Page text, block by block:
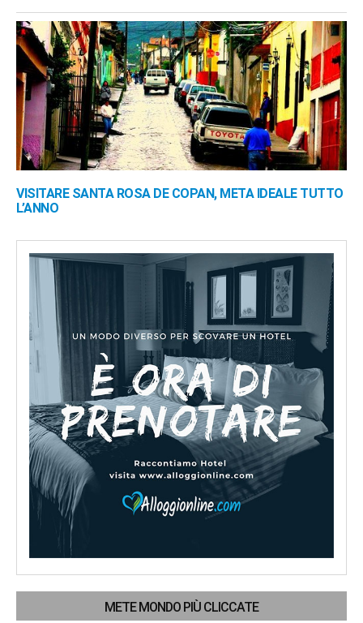
VISITARE SANTA ROSA DE COPAN, META IDEALE TUTTO
L’ANNO
METE MONDO PIÙ CLICCATE